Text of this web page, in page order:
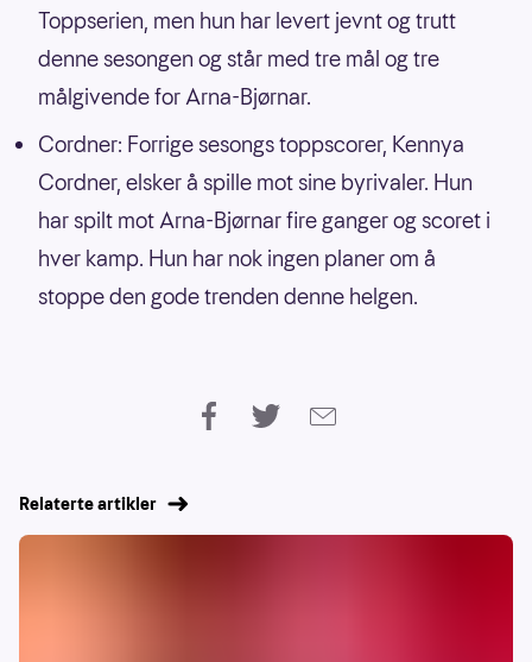
Toppserien, men hun har levert jevnt og trutt
denne sesongen og står med tre mål og tre
målgivende for Arna-Bjørnar.
Cordner: Forrige sesongs toppscorer, Kennya
Cordner, elsker å spille mot sine byrivaler. Hun
har spilt mot Arna-Bjørnar fire ganger og scoret i
hver kamp. Hun har nok ingen planer om å
stoppe den gode trenden denne helgen.
Relaterte artikler